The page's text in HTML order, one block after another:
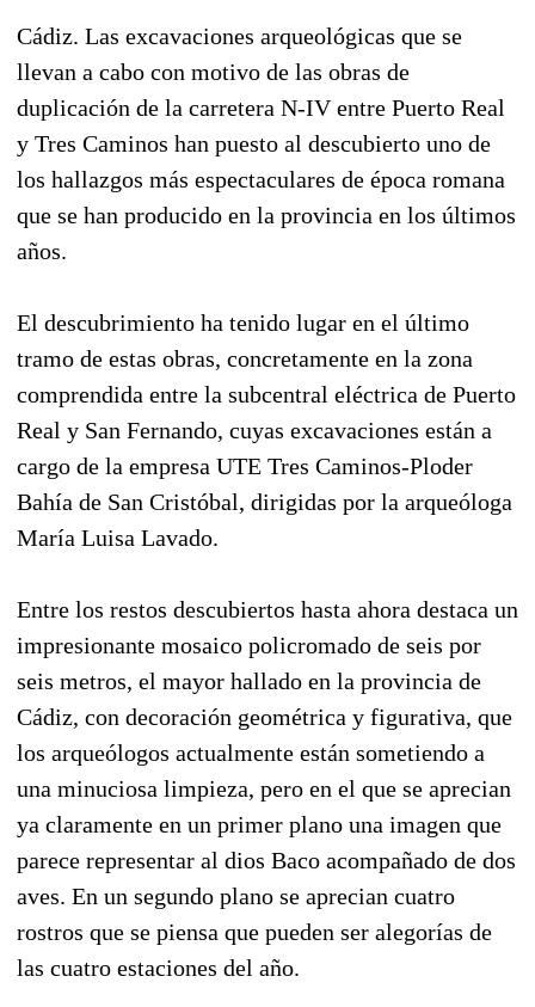
Cádiz. Las excavaciones arqueológicas que se
llevan a cabo con motivo de las obras de
duplicación de la carretera N-IV entre Puerto Real
y Tres Caminos han puesto al descubierto uno de
los hallazgos más espectaculares de época romana
que se han producido en la provincia en los últimos
años.
El descubrimiento ha tenido lugar en el último
tramo de estas obras, concretamente en la zona
comprendida entre la subcentral eléctrica de Puerto
Real y San Fernando, cuyas excavaciones están a
cargo de la empresa UTE Tres Caminos-Ploder
Bahía de San Cristóbal, dirigidas por la arqueóloga
María Luisa Lavado.
Entre los restos descubiertos hasta ahora destaca un
impresionante mosaico policromado de seis por
seis metros, el mayor hallado en la provincia de
Cádiz, con decoración geométrica y figurativa, que
los arqueólogos actualmente están sometiendo a
una minuciosa limpieza, pero en el que se aprecian
ya claramente en un primer plano una imagen que
parece representar al dios Baco acompañado de dos
aves. En un segundo plano se aprecian cuatro
rostros que se piensa que pueden ser alegorías de
las cuatro estaciones del año.